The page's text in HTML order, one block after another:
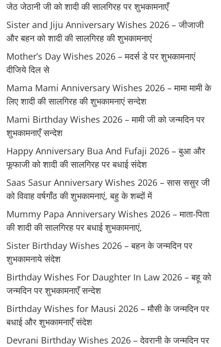
जेठ जेठानी जी को शादी की सालगिरह पर शुभकामनाएँ
Sister and Jiju Anniversary Wishes 2026 – जीजाजी
और बहन को शादी की सालगिरह की शुभकामनाएं
Mother’s Day Wishes 2026 – मदर्स डे पर शुभकामनाएं
दीजिये दिल से
Mama Mami Anniversary Wishes 2026 – मामा मामी के
लिए शादी की सालगिरह की शुभकामनाएं सन्देश
Mami Birthday Wishes 2026 – मामी जी को जन्मदिन पर
शुभकामनाएँ सन्देश
Happy Anniversary Bua And Fufaji 2026 – बुआ और
फूफाजी को शादी की सालगिरह पर बधाई संदेश
Saas Sasur Anniversary Wishes 2026 – सास ससुर जी
को विवाह वर्षगाँठ की शुभकामनाएं, बहु के शब्दों में
Mummy Papa Anniversary Wishes 2026 – माता-पिता
की शादी की सालगिरह पर बधाई शुभकामनाएं,
Sister Birthday Wishes 2026 – बहन के जन्मदिन पर
शुभकामनाये संदेश
Birthday Wishes For Daughter In Law 2026 – बहू को
जन्मदिन पर शुभकामनाएँ सन्देश
Birthday Wishes for Mausi 2026 – मौसी के जन्मदिन पर
बधाई और शुभकामनाएँ संदेश
Devrani Birthday Wishes 2026 – देवरानी के जन्मदिन पर